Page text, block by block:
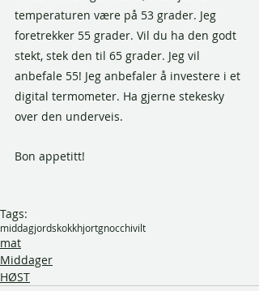
temperaturen være på 53 grader. Jeg
foretrekker 55 grader. Vil du ha den godt
stekt, stek den til 65 grader. Jeg vil
anbefale 55! Jeg anbefaler å investere i et
digital termometer. Ha gjerne stekesky
over den underveis.
Bon appetitt!
Tags:
middagjordskokkhjortgnocchivilt
mat
Middager
HØST